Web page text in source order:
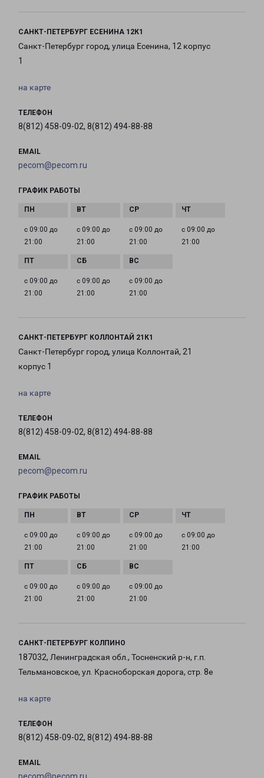
САНКТ-ПЕТЕРБУРГ ЕСЕНИНА 12К1
Санкт-Петербург город, улица Есенина, 12 корпус
1
на карте
ТЕЛЕФОН
8(812) 458-09-02, 8(812) 494-88-88
EMAIL
pecom@pecom.ru
ГРАФИК РАБОТЫ
с 09:00 до
21:00
с 09:00 до
21:00
с 09:00 до
21:00
с 09:00 до
21:00
с 09:00 до
21:00
с 09:00 до
21:00
с 09:00 до
21:00
САНКТ-ПЕТЕРБУРГ КОЛЛОНТАЙ 21К1
Санкт-Петербург город, улица Коллонтай, 21
корпус 1
на карте
ТЕЛЕФОН
8(812) 458-09-02, 8(812) 494-88-88
EMAIL
pecom@pecom.ru
ГРАФИК РАБОТЫ
с 09:00 до
21:00
с 09:00 до
21:00
с 09:00 до
21:00
с 09:00 до
21:00
с 09:00 до
21:00
с 09:00 до
21:00
с 09:00 до
21:00
САНКТ-ПЕТЕРБУРГ КОЛПИНО
187032, Ленинградская обл., Тосненский р-н, г.п.
Тельмановское, ул. Красноборская дорога, стр. 8е
на карте
ТЕЛЕФОН
8(812) 458-09-02, 8(812) 494-88-88
EMAIL